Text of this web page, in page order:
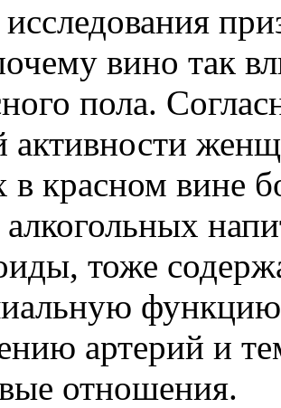
вино так
пола.
активности
в красном вине
тоже
артерий и
отношения.